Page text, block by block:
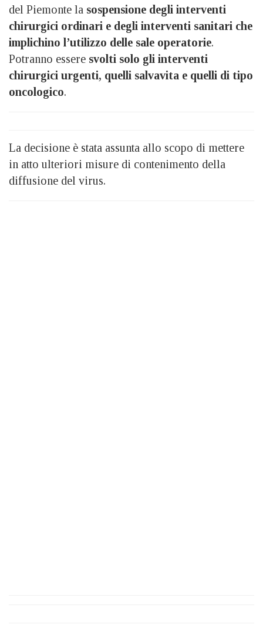
del Piemonte la sospensione degli interventi
chirurgici ordinari e degli interventi sanitari che
implichino l’utilizzo delle sale operatorie.
Potranno essere svolti solo gli interventi
chirurgici urgenti, quelli salvavita e quelli di tipo
oncologico.
La decisione è stata assunta allo scopo di mettere
in atto ulteriori misure di contenimento della
diffusione del virus.